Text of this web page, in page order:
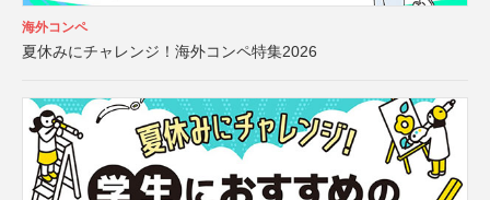
海外コンペ
夏休みにチャレンジ！海外コンペ特集2026